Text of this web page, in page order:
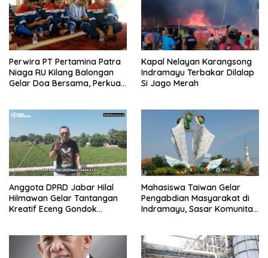
Perwira PT Pertamina Patra
Niaga RU Kilang Balongan
Gelar Doa Bersama, Perkuat
Kapal Nelayan Karangsong
Indramayu Terbakar Dilalap
Si Jago Merah
Anggota DPRD Jabar Hilal
Hilmawan Gelar Tantangan
Kreatif Eceng Gondok
Mahasiswa Taiwan Gelar
Pengabdian Masyarakat di
Indramayu, Sasar Komunitas